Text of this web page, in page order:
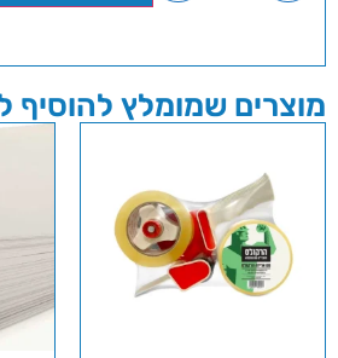
מוצרים שמומלץ להוסיף